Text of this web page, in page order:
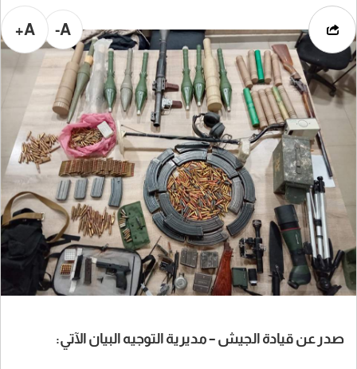
A-
A+
صدر عن قيادة الجيش – مديرية التوجيه البيان الآتي: